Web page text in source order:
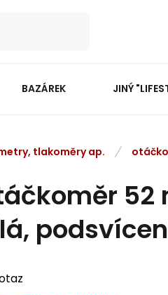
BAZÁREK JINÝ
tlakoměry ap.
52